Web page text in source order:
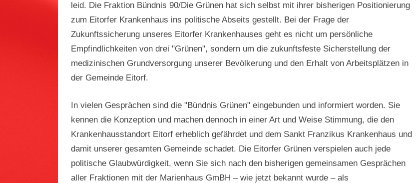
leid. Die Fraktion Bündnis 90/Die Grünen hat sich selbst mit ihrer bisherigen Positionierung
zum Eitorfer Krankenhaus ins politische Abseits gestellt. Bei der Frage der
Zukunftssicherung unseres Eitorfer Krankenhauses geht es nicht um persönliche
Empfindlichkeiten von drei "Grünen", sondern um die zukunftsfeste Sicherstellung der
medizinischen Grundversorgung unserer Bevölkerung und den Erhalt von Arbeitsplätzen in
der Gemeinde Eitorf.
In vielen Gesprächen sind die "Bündnis Grünen" eingebunden und informiert worden. Sie
kennen die Konzeption und machen dennoch in einer Art und Weise Stimmung, die den
Krankenhausstandort Eitorf erheblich gefährdet und dem Sankt Franzikus Krankenhaus und
damit unserer gesamten Gemeinde schadet. Die Eitorfer Grünen verspielen auch jede
politische Glaubwürdigkeit, wenn Sie sich nach den bisherigen gemeinsamen Gesprächen
aller Fraktionen mit der Marienhaus GmBH – wie jetzt bekannt wurde – als